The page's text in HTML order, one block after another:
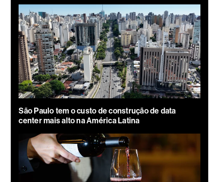
São Paulo tem o custo de construção de data
center mais alto na América Latina